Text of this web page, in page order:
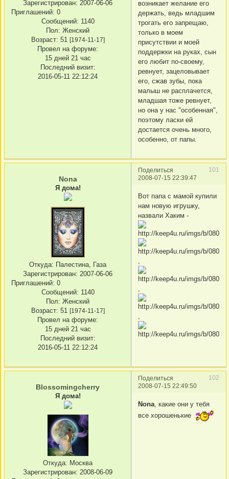
Зарегистрирован: 2007-06-06
Приглашений: 0
Сообщений: 1140
Пол: Женский
Возраст: 51 [1974-11-17]
Провел на форуме:
15 дней 21 час
Последний визит:
2016-05-11 22:12:24
возникает желание его
держать, ведь младшим
трогать его запрещаю,
только в моем
присутствии и моей
поддержки на руках, сын
его любит по-своему,
ревнует, зацеловывает
его, сжав зубы, пока
малыш не расплачется,
младшая тоже ревнует,
но она у нас "особенная",
поэтому ласки ей
достается очень много,
особенно, от папы.
Поделиться
101
2008-07-15 22:39:47
Nona
Я дома!
Откуда: Палестина, Газа
Зарегистрирован: 2007-06-06
Приглашений: 0
Сообщений: 1140
Пол: Женский
Возраст: 51 [1974-11-17]
Провел на форуме:
15 дней 21 час
Последний визит:
2016-05-11 22:12:24
Вот папа с мамой купили
нам новую игрушку,
назвали Хаким -
Поделиться
102
2008-07-15 22:49:50
Blossomingcherry
Я дома!
Откуда: Москва
Зарегистрирован: 2008-06-09
Nona , какие они у тебя
все хорошенькие